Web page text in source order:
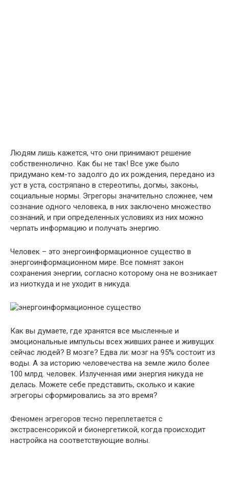
Людям лишь кажется, что они принимают решение
собственнолично. Как бы не так! Все уже было
придумано кем-то задолго до их рождения, передано из
уст в уста, состряпано в стереотипы, догмы, законы,
социальные нормы. Эгрегоры значительно сложнее, чем
сознание одного человека, в них заключено множество
сознаний, и при определенных условиях из них можно
черпать информацию и получать энергию.
Человек – это энергоинформационное существо в
энергоинформационном мире. Все помнят закон
сохранения энергии, согласно которому она не возникает
из ниоткуда и не уходит в никуда.
Как вы думаете, где хранятся все мысленные и
эмоциональные импульсы всех живших ранее и живущих
сейчас людей? В мозге? Едва ли: мозг на 95% состоит из
воды. А за историю человечества на земле жило более
100 млрд. человек. Излученная ими энергия никуда не
делась. Можете себе представить, сколько и какие
эгрегоры сформировались за это время?
Феномен эгрегоров тесно переплетается с
экстрасенсорикой и бионергетикой, когда происходит
настройка на соответствующие волны.